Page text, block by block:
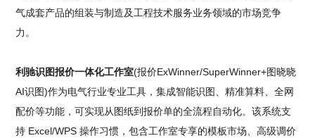
气成套产品的组装与制造及工程技术服务业务领域的市场竞争
力。
利驰识图报价一体化工作室(报价ExWinner/SuperWinner+图晓晓
AI识图)作为电气行业专业工具，集成智能识图、精准算料、全网
配价等功能，可实现从图纸到报价单的全流程自动化。该系统支
持 Excel/WPS 操作习惯，包含工作室专享的模板市场、高级调价